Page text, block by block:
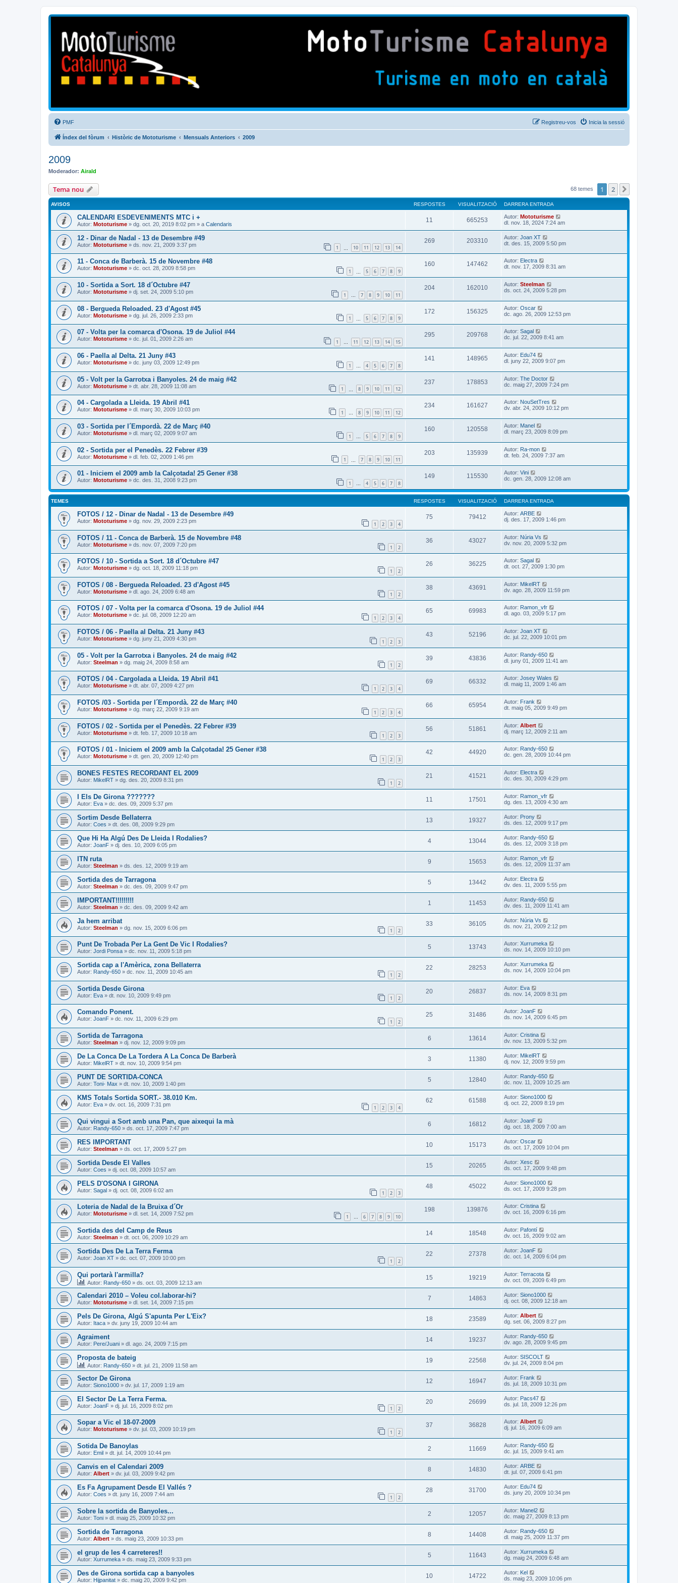
Mototurisme
Turisme en moto en català
PMF Inicia la sessió
Registreu-vos
Índex del fòrum Històric de Mototurisme Mensuals Anteriors 2009
2009
Moderador: Airald
Tema nou 68 temes 1 2
AVISOS RESPOSTES VISUALITZACIÓ DARRERA ENTRADA
CALENDARI ESDEVENIMENTS MTC i +
Autor: Mototurisme » dg. oct. 20, 2019 8:02 pm » a Calendaris
11 665253 Autor: Mototurisme
dl. nov. 18, 2024 7:24 am
12 - Dinar de Nadal - 13 de Desembre #49
Autor: Mototurisme » ds. nov. 21, 2009 3:37 pm 1 10 11 12 13 14
269 203310 Autor: Joan XT
dt. des. 15, 2009 5:50 pm
11 - Conca de Barberà. 15 de Novembre #48
Autor: Mototurisme » dc. oct. 28, 2009 8:58 pm 1 5 6 7 8 9
160 147462 Autor: Electra
dt. nov. 17, 2009 8:31 am
10 - Sortida a Sort. 18 d´Octubre #47
Autor: Mototurisme » dj. set. 24, 2009 5:10 pm 1 … 7 8 9 10 11
204 162010 Autor: Steelman
ds. oct. 24, 2009 5:28 pm
08 - Bergueda Reloaded. 23 d'Agost #45
Autor: Mototurisme » dg. jul. 26, 2009 2:33 pm 1 5 6 7 8 9
172 156325 Autor: Oscar
dc. ago. 26, 2009 12:53 pm
07 - Volta per la comarca d'Osona. 19 de Juliol #44
Autor: Mototurisme » dc. jul. 01, 2009 2:26 am 1 … 11 12 13 14 15
295 209768 Autor: Sagal
dc. jul. 22, 2009 8:41 am
06 - Paella al Delta. 21 Juny #43
Autor: Mototurisme » dc. juny 03, 2009 12:49 pm 1 … 4 5 6 7 8
141 148965 Autor: Edu74
dl. juny 22, 2009 9:07 pm
05 - Volt per la Garrotxa i Banyoles. 24 de maig #42
Autor: Mototurisme » dt. abr. 28, 2009 11:08 am 1 8 9 10 11 12
237 178853 Autor: The Doctor
dc. maig 27, 2009 7:24 pm
04 - Cargolada a Lleida. 19 Abril #41
Autor: Mototurisme » dl. març 30, 2009 10:03 pm 1 … 8 9 10 11 12
234 161627 Autor: NouSetTres
dv. abr. 24, 2009 10:12 pm
03 - Sortida per l´Empordà. 22 de Març #40
Autor: Mototurisme » dl. març 02, 2009 9:07 am 1 … 5 6 7 8 9
160 120558 Autor: Manel
dl. març 23, 2009 8:09 pm
02 - Sortida per el Penedès. 22 Febrer #39
Autor: Mototurisme » dl. feb. 02, 2009 1:46 pm 1 7 8 9 10 11
203 135939 Autor: Ra-mon
dt. feb. 24, 2009 7:37 am
01 - Iniciem el 2009 amb la Calçotada! 25 Gener #38
Autor: Mototurisme » dc. des. 31, 2008 9:23 pm 1 … 4 5 6 7 8
149 115530 Autor: Vini
dc. gen. 28, 2009 12:08 am
TEMES RESPOSTES VISUALITZACIÓ DARRERA ENTRADA
FOTOS / 12 - Dinar de Nadal - 13 de Desembre #49
Autor: Mototurisme » dg. nov. 29, 2009 2:23 pm 1 2 3 4
75 79412 Autor: ARBE
dj. des. 17, 2009 1:46 pm
FOTOS / 11 - Conca de Barberà. 15 de Novembre #48
Autor: Mototurisme » ds. nov. 07, 2009 7:20 pm 1 2
36 43027 Autor: Núria Vs
dv. nov. 20, 2009 5:32 pm
FOTOS / 10 - Sortida a Sort. 18 d´Octubre #47
Autor: Mototurisme » dg. oct. 18, 2009 11:18 pm 1 2
26 36225 Autor: Sagal
dt. oct. 27, 2009 1:30 pm
FOTOS / 08 - Bergueda Reloaded. 23 d'Agost #45
Autor: Mototurisme » dl. ago. 24, 2009 6:48 am 1 2
38 43691 Autor: MikelRT
dv. ago. 28, 2009 11:59 pm
FOTOS / 07 - Volta per la comarca d'Osona. 19 de Juliol #44
Autor: Mototurisme » dc. jul. 08, 2009 12:20 am 1 2 3 4
65 69983 Autor: Ramon_vfr
dl. ago. 03, 2009 5:17 pm
FOTOS / 06 - Paella al Delta. 21 Juny #43
Autor: Mototurisme » dg. juny 21, 2009 4:30 pm 1 2 3
43 52196 Autor: Joan XT
dc. jul. 22, 2009 10:01 pm
05 - Volt per la Garrotxa i Banyoles. 24 de maig #42
Autor: Steelman » dg. maig 24, 2009 8:58 am 1 2
39 43836 Autor: Randy-650
dl. juny 01, 2009 11:41 am
FOTOS / 04 - Cargolada a Lleida. 19 Abril #41
Autor: Mototurisme » dt. abr. 07, 2009 4:27 pm 1 2 3 4
69 66332 Autor: Josey Wales
dl. maig 11, 2009 1:46 am
FOTOS /03 - Sortida per l´Empordà. 22 de Març #40
Autor: Mototurisme » dg. març 22, 2009 9:19 am 1 2 3 4
66 65954 Autor: Frank
dt. maig 05, 2009 9:49 pm
FOTOS / 02 - Sortida per el Penedès. 22 Febrer #39
Autor: Mototurisme » dt. feb. 17, 2009 10:18 am 1 2 3
56 51861 Autor: Albert
dj. març 12, 2009 2:11 am
FOTOS / 01 - Iniciem el 2009 amb la Calçotada! 25 Gener #38
Autor: Mototurisme » dt. gen. 20, 2009 12:40 pm 1 2 3
42 44920 Autor: Randy-650
dc. gen. 28, 2009 10:44 pm
BONES FESTES RECORDANT EL 2009
Autor: MikelRT » dg. des. 20, 2009 8:31 pm 1 2
21 41521 Autor: Electra
dc. des. 30, 2009 4:29 pm
I Els De Girona ???????
Autor: Eva » dc. des. 09, 2009 5:37 pm
11 17501 Autor: Ramon_vfr
dg. des. 13, 2009 4:30 am
Sortim Desde Bellaterra
Autor: Coes » dt. des. 08, 2009 9:29 pm
13 19327 Autor: Prony
ds. des. 12, 2009 9:17 pm
Que Hi Ha Algú Des De Lleida I Rodalies?
Autor: JoanF » dj. des. 10, 2009 6:05 pm
4 13044 Autor: Randy-650
ds. des. 12, 2009 3:18 pm
ITN ruta
Autor: Steelman » ds. des. 12, 2009 9:19 am
9 15653 Autor: Ramon_vfr
ds. des. 12, 2009 11:37 am
Sortida des de Tarragona
Autor: Steelman » dc. des. 09, 2009 9:47 pm
5 13442 Autor: Electra
dv. des. 11, 2009 5:55 pm
IMPORTANT!!!!!!!!!
Autor: Steelman » dc. des. 09, 2009 9:42 am
1 11453 Autor: Randy-650
dv. des. 11, 2009 11:41 am
Ja hem arribat
Autor: Steelman » dg. nov. 15, 2009 6:06 pm 1 2
33 36105 Autor: Núria Vs
ds. nov. 21, 2009 2:12 pm
Punt De Trobada Per La Gent De Vic I Rodalies?
Autor: Jordi Ponsa » dc. nov. 11, 2009 5:18 pm
5 13743 Autor: Xurrumeka
ds. nov. 14, 2009 10:10 pm
Sortida cap a l'Amèrica, zona Bellaterra
Autor: Randy-650 » dc. nov. 11, 2009 10:45 am 1 2
22 28253 Autor: Xurrumeka
ds. nov. 14, 2009 10:04 pm
Sortida Desde Girona
Autor: Eva » dt. nov. 10, 2009 9:49 pm 1 2
20 26837 Autor: Eva
ds. nov. 14, 2009 8:31 pm
Comando Ponent.
Autor: JoanF » dc. nov. 11, 2009 6:29 pm 1 2
25 31486 Autor: JoanF
ds. nov. 14, 2009 6:45 pm
Sortida de Tarragona
Autor: Steelman » dj. nov. 12, 2009 9:09 pm
6 13614 Autor: Cristina
dv. nov. 13, 2009 5:32 pm
De La Conca De La Tordera A La Conca De Barberà
Autor: MikelRT » dt. nov. 10, 2009 9:54 pm
3 11380 Autor: MikelRT
dj. nov. 12, 2009 9:59 pm
PUNT DE SORTIDA-CONCA
Autor: Toni- Max » dt. nov. 10, 2009 1:40 pm
5 12840 Autor: Randy-650
dc. nov. 11, 2009 10:25 am
KMS Totals Sortida SORT.- 38.010 Km.
Autor: Eva » dv. oct. 16, 2009 7:31 pm 1 2 3 4
62 61588 Autor: Siono1000
dj. oct. 22, 2009 8:19 pm
Qui vingui a Sort amb una Pan, que aixequi la mà
Autor: Randy-650 » ds. oct. 17, 2009 7:47 pm
6 16812 Autor: JoanF
dg. oct. 18, 2009 7:00 am
RES IMPORTANT
Autor: Steelman » ds. oct. 17, 2009 5:27 pm
10 15173 Autor: Oscar
ds. oct. 17, 2009 10:04 pm
Sortida Desde El Valles
Autor: Coes » dj. oct. 08, 2009 10:57 am
15 20265 Autor: Xesc
ds. oct. 17, 2009 9:48 pm
PELS D'OSONA I GIRONA
Autor: Sagal » dj. oct. 08, 2009 6:02 am 1 2 3
48 45022 Autor: Siono1000
ds. oct. 17, 2009 9:28 pm
Loteria de Nadal de la Bruixa d´Or
Autor: Mototurisme » dl. set. 14, 2009 7:52 pm 1 … 6 7 8 9 10
198 139876 Autor: Cristina
dv. oct. 16, 2009 6:16 pm
Sortida des del Camp de Reus
Autor: Steelman » dt. oct. 06, 2009 10:29 am
14 18548 Autor: Pafontí
dv. oct. 16, 2009 9:02 am
Sortida Des De La Terra Ferma
Autor: Joan XT » dc. oct. 07, 2009 10:00 pm 1 2
22 27378 Autor: JoanF
dc. oct. 14, 2009 6:04 pm
Qui portarà l'armilla?
Autor: Randy-650 » ds. oct. 03, 2009 12:13 am
15 19219 Autor: Terracota
dv. oct. 09, 2009 6:49 pm
Calendari 2010 – Voleu col.laborar-hi?
Autor: Mototurisme » dl. set. 14, 2009 7:15 pm
7 14863 Autor: Siono1000
dj. oct. 08, 2009 12:18 am
Pels De Girona, Algú S'apunta Per L'Eix?
Autor: Itaca » dv. juny 19, 2009 10:44 am
18 23589 Autor: Albert
dg. set. 06, 2009 8:27 pm
Agraiment
Autor: Pere/Juani » dl. ago. 24, 2009 7:15 pm
14 19237 Autor: Randy-650
dv. ago. 28, 2009 9:45 pm
Proposta de bateig
Autor: Randy-650 » dt. jul. 21, 2009 11:58 am
19 22568 Autor: SISCOLT
dv. jul. 24, 2009 8:04 pm
Sector De Girona
Autor: Siono1000 » dv. jul. 17, 2009 1:19 am
12 16947 Autor: Frank
ds. jul. 18, 2009 10:31 pm
El Sector De La Terra Ferma.
Autor: JoanF » dj. jul. 16, 2009 8:02 pm 1 2
20 26699 Autor: Pacs47
ds. jul. 18, 2009 12:26 pm
Sopar a Vic el 18-07-2009
Autor: Mototurisme » dv. jul. 03, 2009 10:19 pm 1 2
37 36828 Autor: Albert
dj. jul. 16, 2009 6:09 am
Sotida De Banoylas
Autor: Emil » dt. jul. 14, 2009 10:44 pm
2 11669 Autor: Randy-650
dc. jul. 15, 2009 9:41 am
Canvis en el Calendari 2009
Autor: Albert » dv. jul. 03, 2009 9:42 pm
8 14830 Autor: ARBE
dt. jul. 07, 2009 6:41 pm
Es Fa Agrupament Desde El Vallés ?
Autor: Coes » dt. juny 16, 2009 7:44 am 1 2
28 31700 Autor: Edu74
ds. juny 20, 2009 10:34 pm
Sobre la sortida de Banyoles...
Autor: Toni » dl. maig 25, 2009 10:32 pm
2 12057 Autor: Manel2
dc. maig 27, 2009 8:13 pm
Sortida de Tarragona
Autor: Albert » ds. maig 23, 2009 10:33 pm
8 14408 Autor: Randy-650
dl. maig 25, 2009 11:37 pm
el grup de les 4 carreteres!!
Autor: Xurrumeka » ds. maig 23, 2009 9:33 pm
5 11643 Autor: Xurrumeka
dg. maig 24, 2009 6:48 am
Des de Girona sortida cap a banyoles
Autor: Hijpanitat » dc. maig 20, 2009 9:42 pm
10 14722 Autor: Kel
ds. maig 23, 2009 10:06 pm